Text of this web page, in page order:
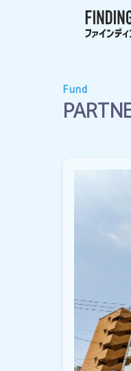
Fund